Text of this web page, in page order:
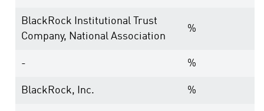
BlackRock Institutional Trust
Company, National Association
%
- %
BlackRock, Inc. %